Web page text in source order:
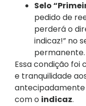
Selo
pedido de
perderá o
indicaz!” no
permanente.
Essa condição
e tranquilidade
antecipadamente
com o indicaz.